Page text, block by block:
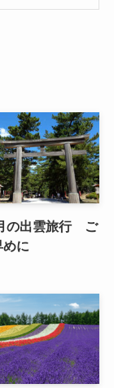
の出雲旅行 ご
に